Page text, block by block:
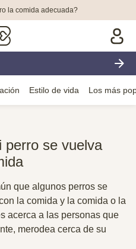
la comida adecuada?
Estilo de vida Los más
perro se vuelva
que algunos perros se
la comida y la comida o la
acerca a las personas que
merodea cerca de su